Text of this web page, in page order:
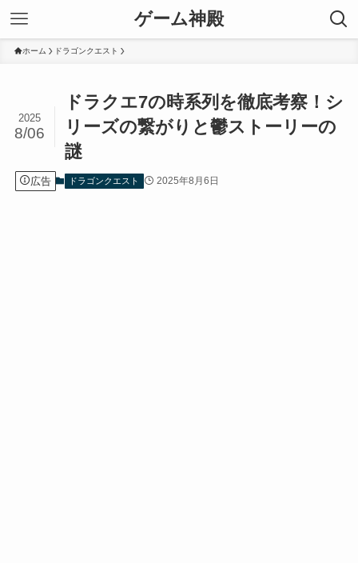
ゲーム神殿
ホーム ドラゴンクエスト
ドラクエ7の時系列を徹底考察！シ
リーズの繋がりと鬱ストーリーの
謎
2025
8/06
広告 ドラゴンクエスト 2025年8月6日